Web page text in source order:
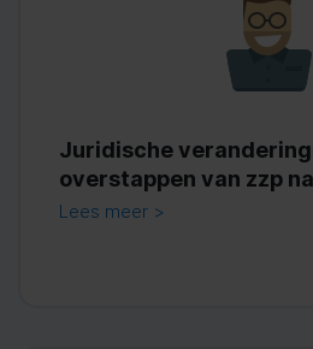
Juridische
overstappen van zzp
Lees meer >